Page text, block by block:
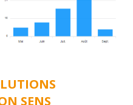
SENS